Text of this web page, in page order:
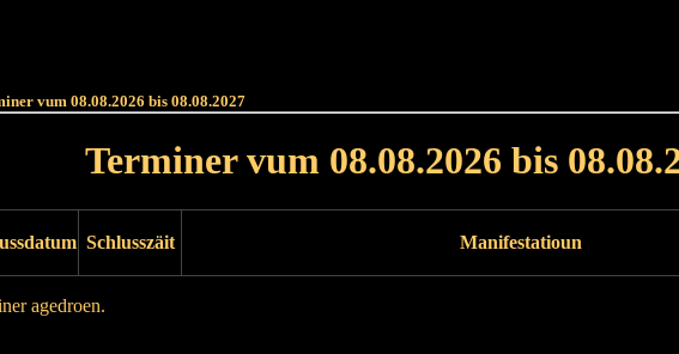
vum 08.08.2026 bis 08.08.2027
Terminer vum 08.08.2026 bis
Schlusszäit Manifestatioun
agedroen.